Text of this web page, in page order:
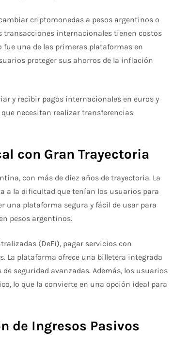
criptomonedas a pesos argentinos o
transacciones internacionales tienen costos
fue una de las primeras plataformas en
proteger sus ahorros de la inflación
y recibir pagos internacionales en euros y
necesitan realizar transferencias
con Gran Trayectoria
con más de diez años de trayectoria. La
a la dificultad que tenían los usuarios para
una plataforma segura y fácil de usar para
pesos argentinos.
(DeFi), pagar servicios con
La plataforma ofrece una billetera integrada
seguridad avanzadas. Además, los usuarios
lo que la convierte en una opción ideal para
de Ingresos Pasivos